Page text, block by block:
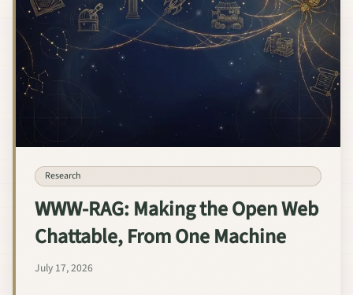
Research
WWW-RAG: Making the Open Web
Chattable, From One Machine
July 17, 2026